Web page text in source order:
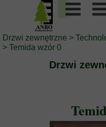
Drzwi zewnętrzne >
> Temida wzór 0
Drzwi